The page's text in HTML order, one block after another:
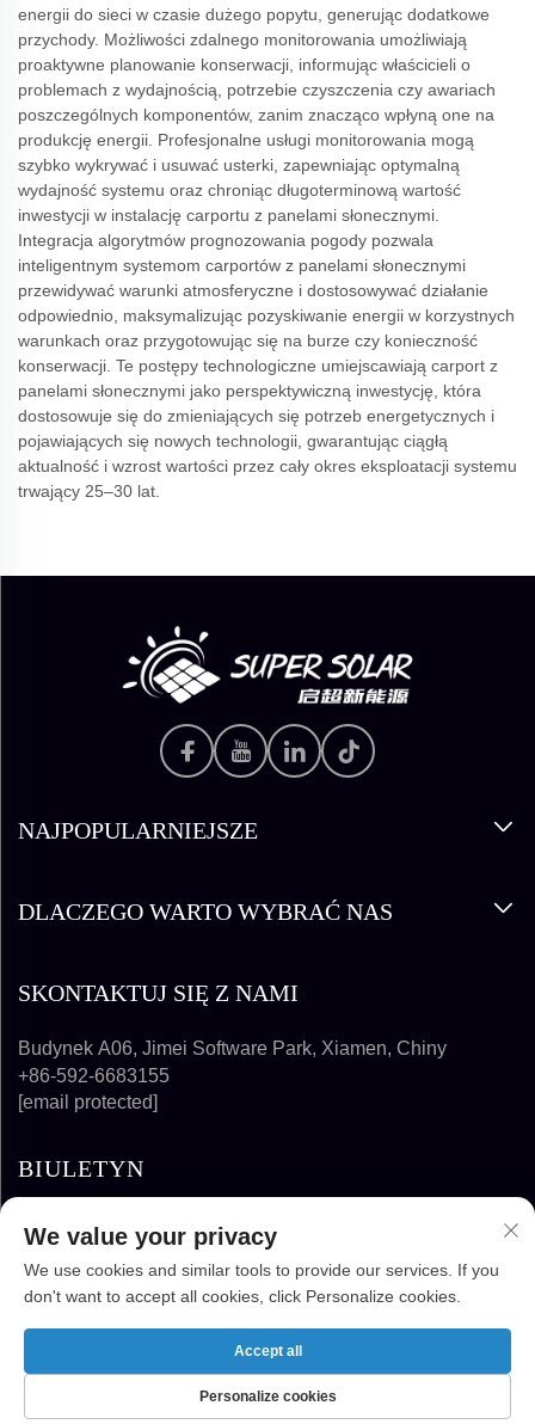
energii do sieci w czasie dużego popytu, generując dodatkowe
przychody. Możliwości zdalnego monitorowania umożliwiają
proaktywne planowanie konserwacji, informując właścicieli o
problemach z wydajnością, potrzebie czyszczenia czy awariach
poszczególnych komponentów, zanim znacząco wpłyną one na
produkcję energii. Profesjonalne usługi monitorowania mogą
szybko wykrywać i usuwać usterki, zapewniając optymalną
wydajność systemu oraz chroniąc długoterminową wartość
inwestycji w instalację carportu z panelami słonecznymi.
Integracja algorytmów prognozowania pogody pozwala
inteligentnym systemom carportów z panelami słonecznymi
przewidywać warunki atmosferyczne i dostosowywać działanie
odpowiednio, maksymalizując pozyskiwanie energii w korzystnych
warunkach oraz przygotowując się na burze czy konieczność
konserwacji. Te postępy technologiczne umiejscawiają carport z
panelami słonecznymi jako perspektywiczną inwestycję, która
dostosowuje się do zmieniających się potrzeb energetycznych i
pojawiających się nowych technologii, gwarantując ciągłą
aktualność i wzrost wartości przez cały okres eksploatacji systemu
trwający 25–30 lat.
NAJPOPULARNIEJSZE
DLACZEGO WARTO WYBRAĆ NAS
SKONTAKTUJ SIĘ Z NAMI
Budynek A06, Jimei Software Park, Xiamen, Chiny
+86-592-6683155
[email protected]
BIULETYN
SUPER SOLAR ENERGY TECHNOLOGY CO.,
We value your privacy
We use cookies and similar tools to provide our services. If you
don't want to accept all cookies, click Personalize cookies.
Personalize cookies
Accept all